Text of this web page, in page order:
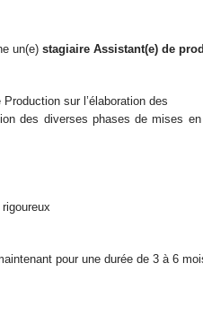
un(e) stagiaire Assistant(e) de
sur l’élaboration des
des diverses phases de mises
pour une durée de 3 à 6